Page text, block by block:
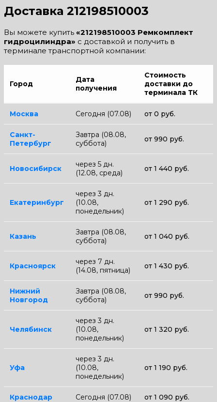
Доставка 212198510003
Вы можете купить «212198510003 Ремкомплект
гидроцилиндра» с доставкой и получить в
терминале транспортной компании:
Город
Дата
получения
Стоимость
доставки до
терминала ТК
Москва Сегодня (07.08) от 0 руб.
Санкт-
Петербург
Завтра (08.08,
суббота)
от 990 руб.
Новосибирск
через 5 дн.
(12.08, среда)
от 1 440 руб.
Екатеринбург
через 3 дн.
(10.08,
понедельник)
от 1 290 руб.
Казань
Завтра (08.08,
суббота)
от 1 040 руб.
Красноярск
через 7 дн.
(14.08, пятница)
от 1 430 руб.
Нижний
Новгород
Завтра (08.08,
суббота)
от 990 руб.
Челябинск
через 3 дн.
(10.08,
понедельник)
от 1 320 руб.
Уфа
через 3 дн.
(10.08,
понедельник)
от 1 190 руб.
Краснодар Сегодня (07.08) от 1 090 руб.